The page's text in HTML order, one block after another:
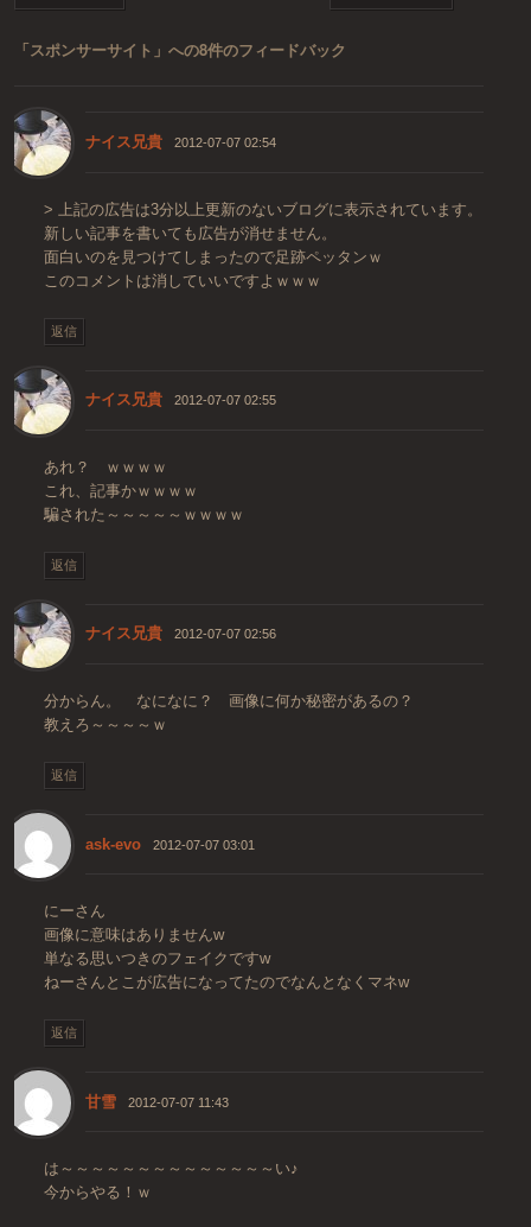
「スポンサーサイト 」への8件のフィードバック
ナイス兄貴 2012-07-07 02:54
> 上記の広告は3分以上更新のないブログに表示されています。
新しい記事を書いても広告が消せません。
面白いのを見つけてしまったので足跡ペッタンｗ
このコメントは消していいですよｗｗｗ
返信
ナイス兄貴 2012-07-07 02:55
あれ？ ｗｗｗｗ
これ、記事かｗｗｗｗ
騙された～～～～～ｗｗｗｗ
返信
ナイス兄貴 2012-07-07 02:56
分からん。 なになに？ 画像に何か秘密があるの？
教えろ～～～～ｗ
返信
ask-evo 2012-07-07 03:01
にーさん
画像に意味はありませんw
単なる思いつきのフェイクですw
ねーさんとこが広告になってたのでなんとなくマネw
返信
甘雪 2012-07-07 11:43
は～～～～～～～～～～～～～～い♪
今からやる！ｗ